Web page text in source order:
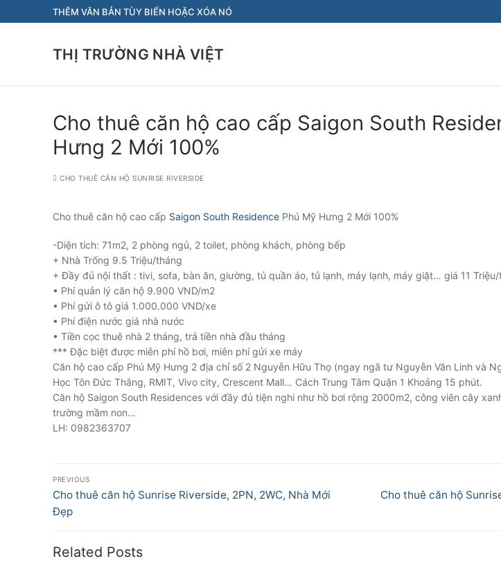
đến
THÊM VĂN BẢN TÙY BIẾN HOẶC XÓA NÓ
THỊ TRƯỜNG NHÀ VIỆT
Cho thuê căn hộ cao cấp Saigon South
Hưng 2 Mới 100%
CHO THUÊ CĂN HỘ SUNRISE RIVERSIDE
Cho thuê căn hộ cao cấp Saigon South Residence Phú Mỹ Hưng 2 Mới 100%
-Diện tích: 71m2, 2 phòng ngủ, 2 toilet, phòng khách, phòng bếp
+ Nhà Trống 9.5 Triệu/tháng
+ Đầy đủ nội thất : tivi, sofa, bàn ăn, giường, tủ quần áo, tủ lạnh, máy lạnh, máy giặt… giá 11
• Phí quản lý căn hộ 9.900 VND/m2
• Phí gửi ô tô giá 1.000.000 VND/xe
• Phí điện nước giá nhà nước
• Tiền cọc thuê nhà 2 tháng, trả tiền nhà đầu tháng
*** Đặc biệt được miễn phí hồ bơi, miễn phí gửi xe máy
Căn hộ cao cấp Phú Mỹ Hưng 2 địa chỉ số 2 Nguyễn Hữu Thọ (ngay ngã tư Nguyễn Văn Linh và
Học Tôn Đức Thắng, RMIT, Vivo city, Crescent Mall… Cách Trung Tâm Quận 1 Khoảng 15 phút.
Căn hộ Saigon South Residences với đầy đủ tiện nghi như hồ bơi rộng 2000m2, công viên cây
trường mầm non…
LH: 0982363707
Điều
hướng
bài
viết
PREVIOUS
Previous
post:
Cho thuê căn hộ Sunrise Riverside, 2PN, 2WC, Nhà Mới
Đẹp
Next
Cho thuê căn hộ
Related Posts